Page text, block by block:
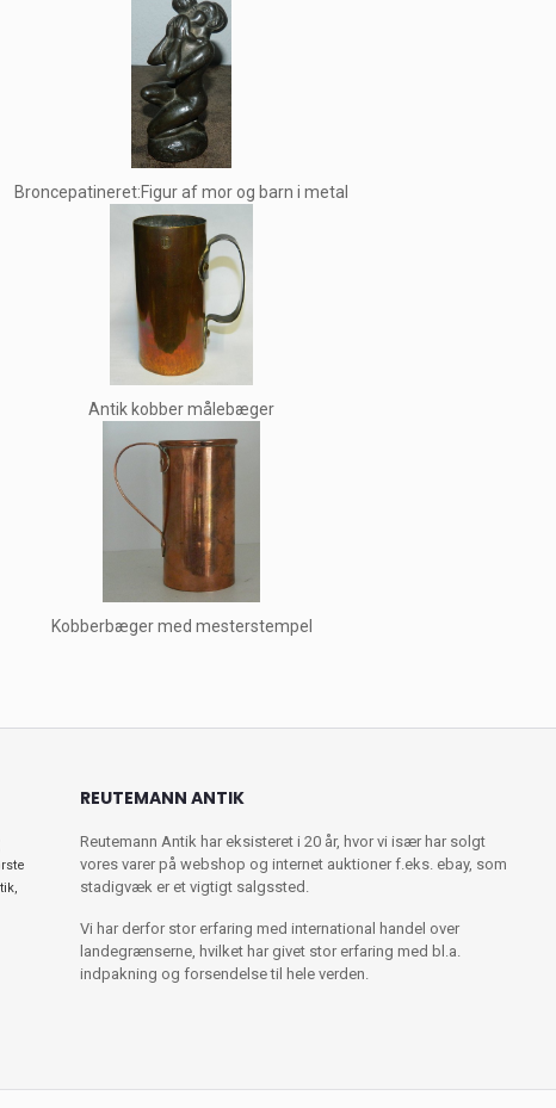
Broncepatineret:Figur af mor og barn i metal
Antik kobber målebæger
Kobberbæger med mesterstempel
REUTEMANN ANTIK
Reutemann Antik har eksisteret i 20 år, hvor vi især har solgt
vores varer på webshop og internet auktioner f.eks. ebay, som
stadigvæk er et vigtigt salgssted.
Vi har derfor stor erfaring med international handel over
landegrænserne, hvilket har givet stor erfaring med bl.a.
indpakning og forsendelse til hele verden.